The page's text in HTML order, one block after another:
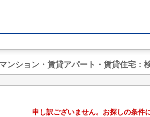
ンション・賃貸アパート・賃貸住宅 ：
申し訳ございません。お探しの条件